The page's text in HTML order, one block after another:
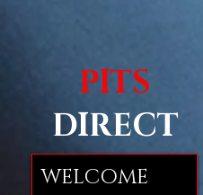
PITS
DIRECT
WELCOME